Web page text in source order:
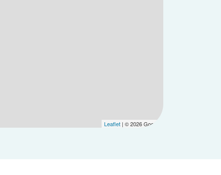
Leaflet | © 2026 Google